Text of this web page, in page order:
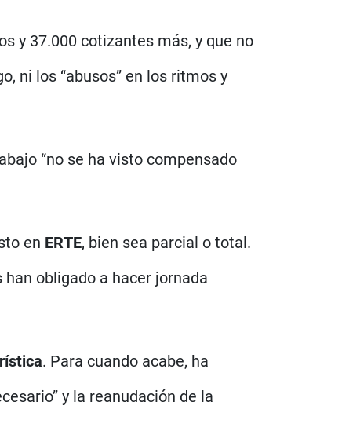
y 37.000 cotizantes más, y que no
ni los “abusos” en los ritmos y
“no se ha visto compensado
en ERTE, bien sea parcial o total.
obligado a hacer jornada
. Para cuando acabe, ha
y la reanudación de la